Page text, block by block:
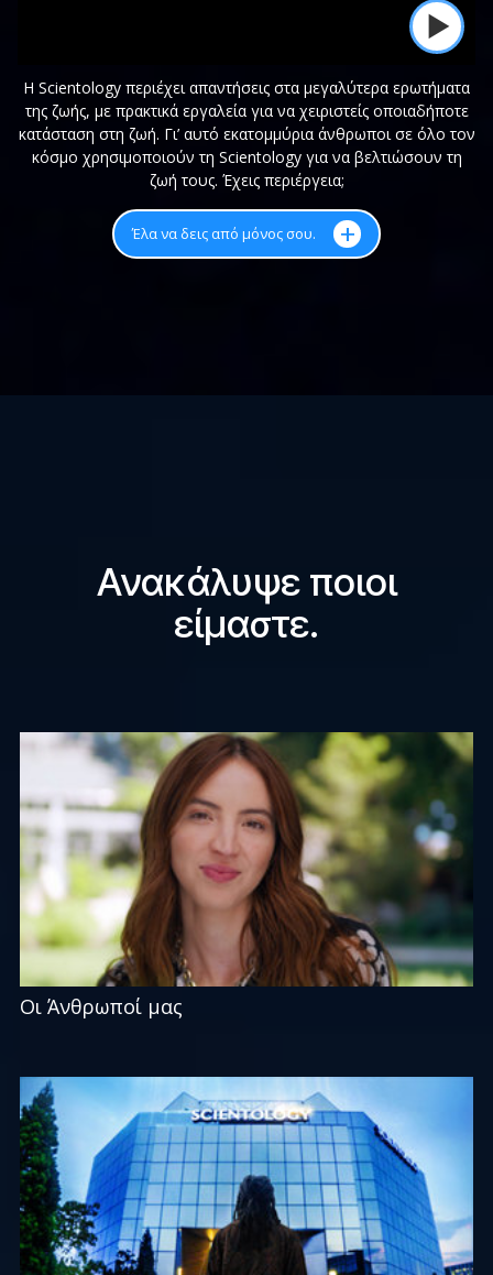
Η Scientology περιέχει απαντήσεις στα μεγαλύτερα ερωτήματα
της ζωής, με πρακτικά εργαλεία για να χειριστείς οποιαδήποτε
κατάσταση στη ζωή. Γι’ αυτό εκατομμύρια άνθρωποι σε όλο τον
κόσμο χρησιμοποιούν τη Scientology για να βελτιώσουν τη
ζωή τους. Έχεις περιέργεια;
Έλα να δεις από μόνος σου. +
Ανακάλυψε ποιοι
είμαστε.
Οι Άνθρωποί μας